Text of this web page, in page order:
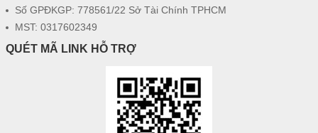
Số GPĐKGP: 778561/22 Sở Tài Chính TPHCM
MST: 0317602349
QUÉT MÃ LINK HỖ TRỢ